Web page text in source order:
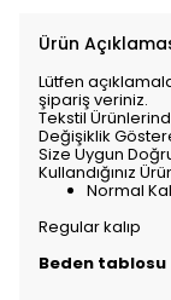
Ürün
Lütfen
şipariş veriniz.
Tekstil
Değişiklik
Size Uygun
Kullandığınız
Normal
Regular kalıp
Beden tablosu